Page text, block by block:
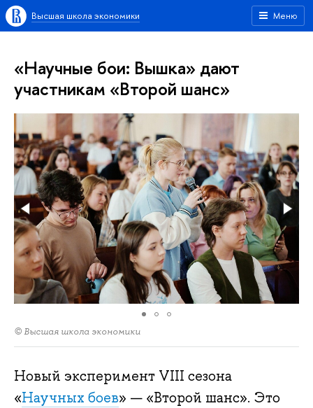
Меню
Высшая школа экономики
«Научные бои: Вышка» дают
участникам «Второй шанс»
© Высшая школа экономики
Новый эксперимент VIII сезона
«Научных боев» — «Второй шанс». Это